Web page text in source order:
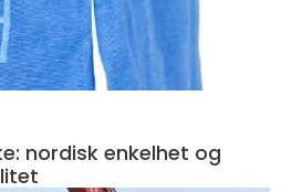
nordisk enkelhet og